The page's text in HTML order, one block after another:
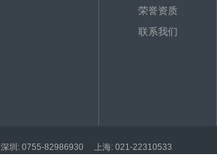
荣誉资质
联系我们
深圳: 0755-82986930 上海: 021-22310533